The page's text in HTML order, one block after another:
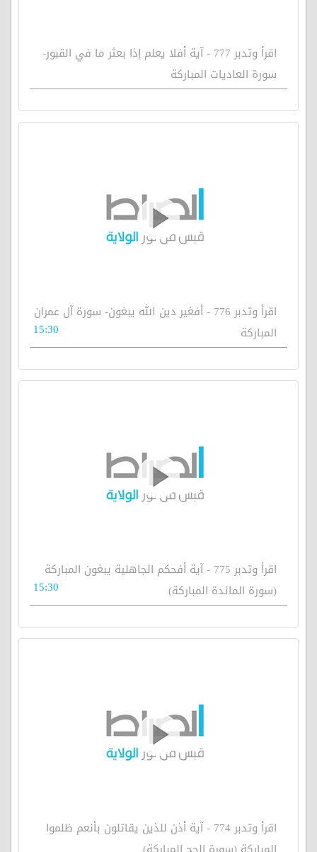
اقرأ وتدبر 777 - آية أفلا يعلم إذا بعثر ما في القبور-
سورة العاديات المباركة
اقرأ وتدبر 776 - أفغير دين الله يبغون- سورة آل عمران
المباركة
15:30
اقرأ وتدبر 775 - آية أفحكم الجاهلية يبغون المباركة
(سورة المائدة المباركة)
15:30
اقرأ وتدبر 774 - آية أذن للذين يقاتلون بأنعم ظلموا